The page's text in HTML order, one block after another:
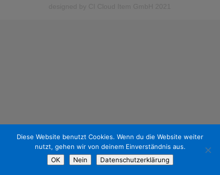
Diese Website benutzt Cookies. Wenn du die Website weiter
nutzt, gehen wir von deinem Einverständnis aus.
OK
Nein Datenschutzerklärung